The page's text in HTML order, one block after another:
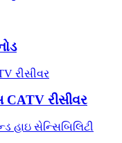
CATV રીસીવર